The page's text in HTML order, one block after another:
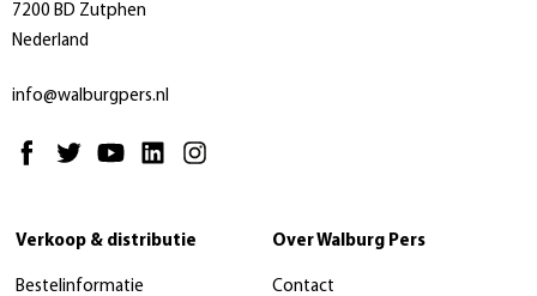
7200 BD Zutphen
Nederland
info@walburgpers.nl
Verkoop & distributie
Bestelinformatie
Over Walburg Pers
Contact